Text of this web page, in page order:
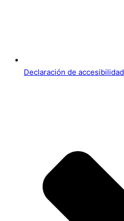
Declaración de accesibilidad